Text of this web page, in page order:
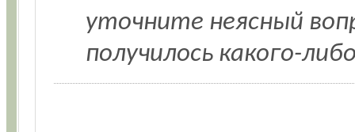
уточните неясный
получилось какого-